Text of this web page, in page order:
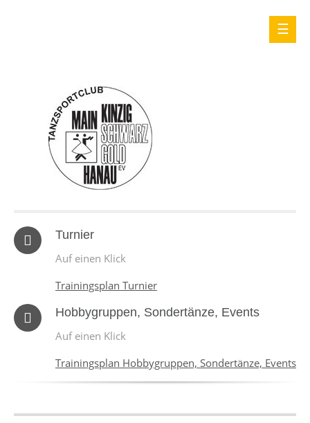
Turnier
Auf einen Klick
Trainingsplan Turnier
Hobbygruppen, Sondertänze, Events
Auf einen Klick
Trainingsplan Hobbygruppen, Sondertänze, Events